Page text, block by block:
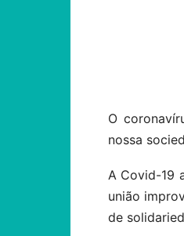
O
nossa
A Covid-19
união
de